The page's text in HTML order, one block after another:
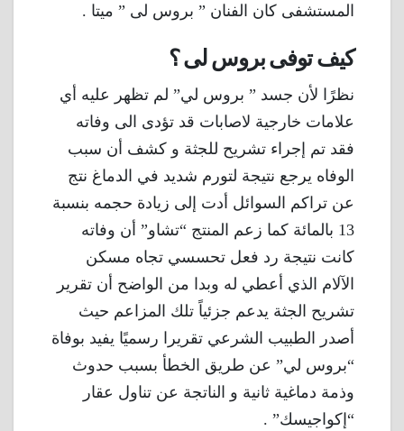
المستشفى كان الفنان ” بروس لى ” ميتا .
كيف توفى بروس لى ؟
نظرًا لأن جسد ” بروس لي” لم تظهر عليه أي
علامات خارجية لاصابات قد تؤدى الى وفاته
فقد تم إجراء تشريح للجثة و كشف أن سبب
الوفاه يرجع نتيجة لتورم شديد في الدماغ نتج
عن تراكم السوائل أدت إلى زيادة حجمه بنسبة
13 بالمائة كما زعم المنتج “تشاو” أن وفاته
كانت نتيجة رد فعل تحسسي تجاه مسكن
الآلام الذي أعطي له وبدا من الواضح أن تقرير
تشريح الجثة يدعم جزئياً تلك المزاعم حيث
أصدر الطبيب الشرعي تقريرا رسميًا يفيد بوفاة
“بروس لي” عن طريق الخطأ بسبب حدوث
وذمة دماغية ثانية و الناتجة عن تناول عقار
“إكواجيسك” .